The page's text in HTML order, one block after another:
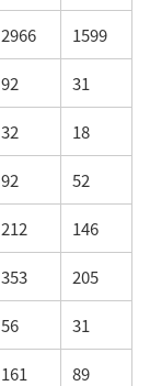
2966 1599
92 31
32 18
92 52
212 146
353 205
56 31
161 89